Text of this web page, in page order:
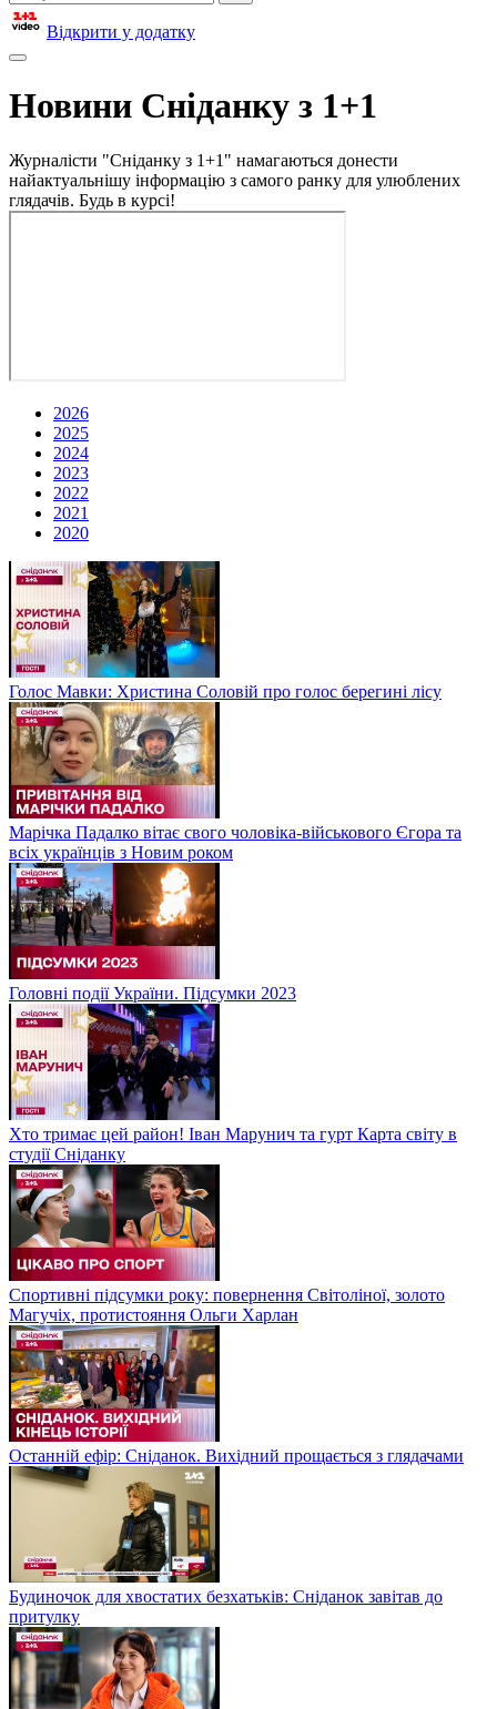
Відкрити у додатку
Новини Сніданку з 1+1
Журналісти "Сніданку з 1+1" намагаються донести
найактуальнішу інформацію з самого ранку для улюблених
глядачів. Будь в курсі!
2026
2025
2024
2023
2022
2021
2020
Голос Мавки: Христина Соловій про голос берегині лісу
Марічка Падалко вітає свого чоловіка-військового Єгора та
всіх українців з Новим роком
Головні події України. Підсумки 2023
Хто тримає цей район! Іван Марунич та гурт Карта світу в
студії Сніданку
Спортивні підсумки року: повернення Світоліної, золото
Магучіх, протистояння Ольги Харлан
Останній ефір: Сніданок. Вихідний прощається з глядачами
Будиночок для хвостатих безхатьків: Сніданок завітав до
притулку